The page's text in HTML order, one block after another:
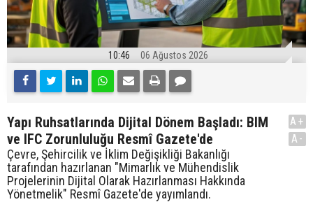
10:46 06 Ağustos 2026
Yapı Ruhsatlarında Dijital Dönem Başladı: BIM
ve IFC Zorunluluğu Resmî Gazete'de
Çevre, Şehircilik ve İklim Değişikliği Bakanlığı
tarafından hazırlanan "Mimarlık ve Mühendislik
Projelerinin Dijital Olarak Hazırlanması Hakkında
Yönetmelik" Resmî Gazete'de yayımlandı.
A+
A-